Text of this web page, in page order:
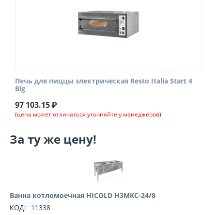
Печь для пиццы электрическая Resto Italia Start 4
Big
97 103.15₽
(цена может отличаться уточняйте у менеджеров)
За ту же цену!
Ванна котломоечная HICOLD Н3МКС-24/8
КОД:
11338